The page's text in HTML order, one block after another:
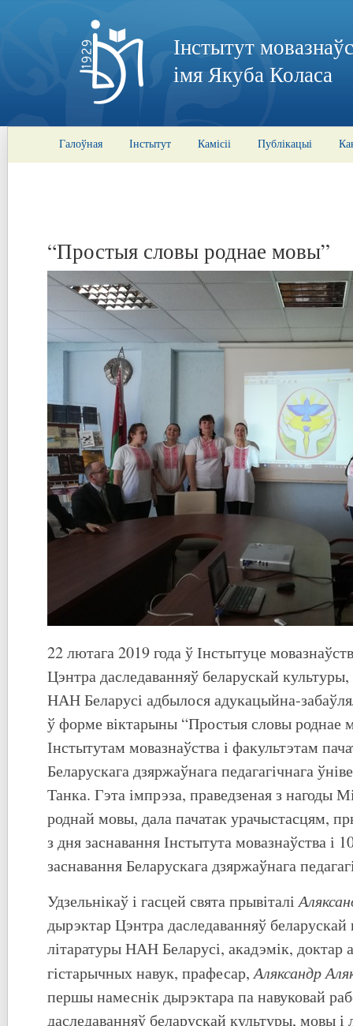
Інстытут
імя Якуба Коласа
Галоўная Інстытут Камісіі Публікацыі
“Простыя словы роднае мовы”
22 лютага 2019 года ў Інстытуце
Цэнтра даследаванняў беларускай
НАН Беларусі адбылося адукацыйна-
ў форме віктарыны “Простыя словы роднае
Інстытутам мовазнаўства і факультэтам
Беларускага дзяржаўнага педагагічнага
Танка. Гэта імпрэза, праведзеная з нагоды
роднай мовы, дала пачатак урачыстасцям,
з дня заснавання Інстытута мовазнаўства і
заснавання Беларускага дзяржаўнага
Удзельнікаў і гасцей свята прывіталі
дырэктар Цэнтра даследаванняў
літаратуры НАН Беларусі, акадэмік, доктар
гістарычных навук, прафесар,Аляксандр
першы намеснік дырэктара па навуковай
даследаванняў беларускай культуры, мовы